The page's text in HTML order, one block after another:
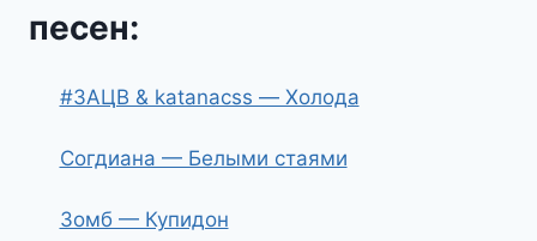
песен:
#ЗАЦВ & katanacss — Холода
Согдиана — Белыми стаями
Зомб — Купидон